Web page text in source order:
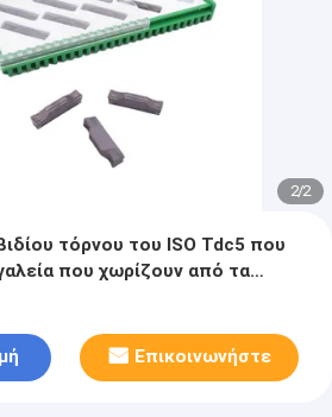
2/2
τόρνου του ISO Tdc5 που
που χωρίζουν από τα
Επικοινωνήστε